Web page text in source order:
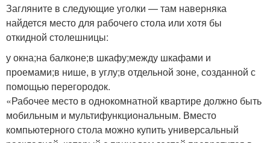
Загляните в следующие уголки — там наверняка
найдется место для рабочего стола или хотя бы
откидной столешницы:
у окна;на балконе;в шкафу;между шкафами и
проемами;в нише, в углу;в отдельной зоне, созданной с
помощью перегородок.
«Рабочее место в однокомнатной квартире должно быть
мобильным и мультифункциональным. Вместо
компьютерного стола можно купить универсальный